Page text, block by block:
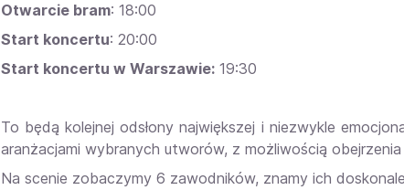
Otwarcie bram: 18:00
Start koncertu: 20:00
Start koncertu w Warszawie: 19:30
To będą kolejnej odsłony największej i niezwykle
aranżacjami wybranych utworów, z możliwością
Na scenie zobaczymy 6 zawodników, znamy ich